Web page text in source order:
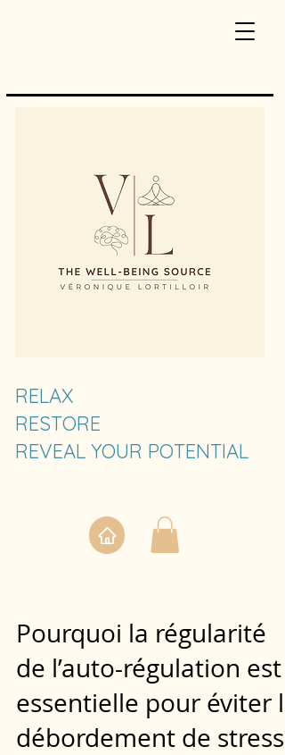
RELAX
RESTORE
REVEAL YOUR POTENTIAL
Pourquoi la régularité
de l’auto-régulation est
essentielle pour éviter le
débordement de stress